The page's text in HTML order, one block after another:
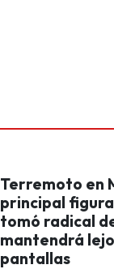
Terremoto en
principal
tomó radical
mantendrá
pantallas